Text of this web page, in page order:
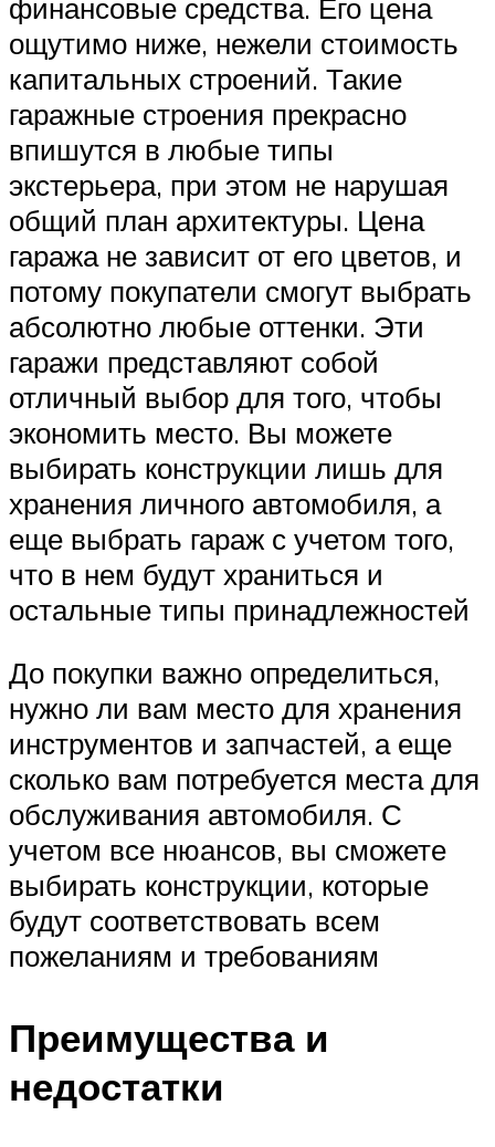
финансовые средства. Его цена
ощутимо ниже, нежели стоимость
капитальных строений. Такие
гаражные строения прекрасно
впишутся в любые типы
экстерьера, при этом не нарушая
общий план архитектуры. Цена
гаража не зависит от его цветов, и
потому покупатели смогут выбрать
абсолютно любые оттенки. Эти
гаражи представляют собой
отличный выбор для того, чтобы
экономить место. Вы можете
выбирать конструкции лишь для
хранения личного автомобиля, а
еще выбрать гараж с учетом того,
что в нем будут храниться и
остальные типы принадлежностей
До покупки важно определиться,
нужно ли вам место для хранения
инструментов и запчастей, а еще
сколько вам потребуется места для
обслуживания автомобиля. С
учетом все нюансов, вы сможете
выбирать конструкции, которые
будут соответствовать всем
пожеланиям и требованиям
Преимущества и
недостатки